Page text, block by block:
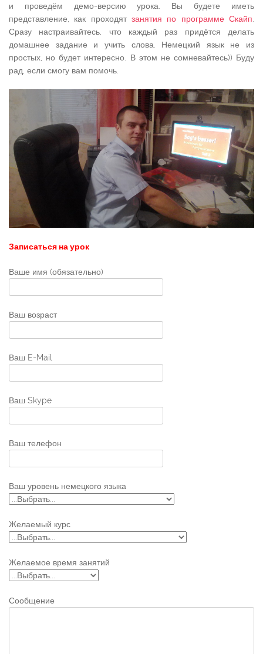
и проведём демо-версию урока. Вы будете иметь
представление, как проходят занятия по программе Скайп.
Сразу настраивайтесь, что каждый раз придётся делать
домашнее задание и учить слова. Немецкий язык не из
простых, но будет интересно. В этом не сомневайтесь)) Буду
рад, если смогу вам помочь.
Записаться на урок
Ваше имя (обязательно)
Ваш возраст
Ваш E-Mail
Ваш Skype
Ваш телефон
Ваш уровень немецкого языка
Желаемый курс
Желаемое время занятий
Сообщение